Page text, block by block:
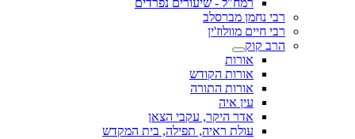
רמח"ל - שיעורים נפרדים
רבי נחמן מברסלב
רבי חיים מוולוז'ין
הרב קוק
אורות
אורות הקודש
אורות התורה
עין איה
אדר היקר, עקבי הצאן
עולת ראיה, תפילה, בית המקדש